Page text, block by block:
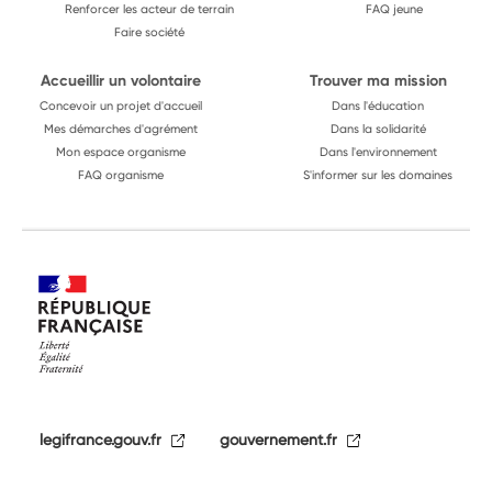
Renforcer les acteur de terrain
Faire société
FAQ jeune
Accueillir un volontaire
Concevoir un projet d'accueil
Mes démarches d'agrément
Mon espace organisme
FAQ organisme
Trouver ma mission
Dans l'éducation
Dans la solidarité
Dans l'environnement
S'informer sur les domaines
legifrance.gouv.fr gouvernement.fr